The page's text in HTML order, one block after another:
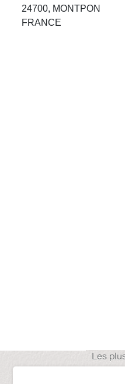
24700, MONTPON
FRANCE
Les